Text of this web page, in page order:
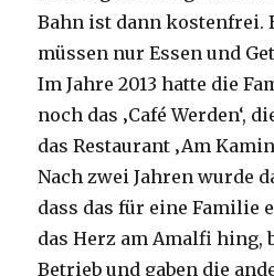
Bahn ist dann kostenfrei.
müssen nur Essen und
Im Jahre 2013 hatte die
noch das ‚Café Werden‘,
das Restaurant ‚Am
Nach zwei Jahren wurde
dass das für eine Familie
das Herz am Amalfi hing,
Betrieb und gaben die